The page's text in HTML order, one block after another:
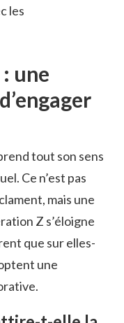
les
une
tout son sens
Ce n’est pas
mais une
Z s’éloigne
que sur elles-
une